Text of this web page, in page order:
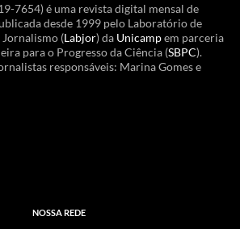
7654) é uma revista digital mensal de
desde 1999 pelo Laboratório de
Jornalismo (Labjor) da Unicampem parceria
para o Progresso da Ciência (SBPC).
responsáveis: Marina Gomes e
NOSSA REDE